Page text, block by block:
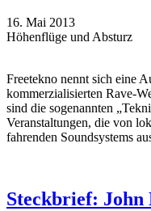
16. Mai 2013
Höhenflüge und Absturz
Freetekno nennt sich eine
kommerzialisierten Rave-
sind die sogenannten
Veranstaltungen, die von
fahrenden Soundsystems
Steckbrief: John